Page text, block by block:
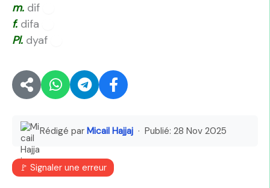
m. dif
f.difa
Pl. dyaf
Rédigé par Micail Hajjaj · Publié: 28 Nov 2025
🚩 Signaler une erreur